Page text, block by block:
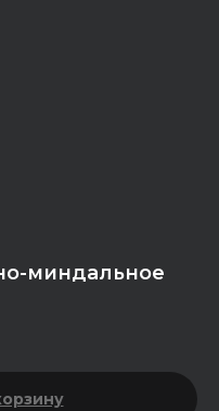
миндальное